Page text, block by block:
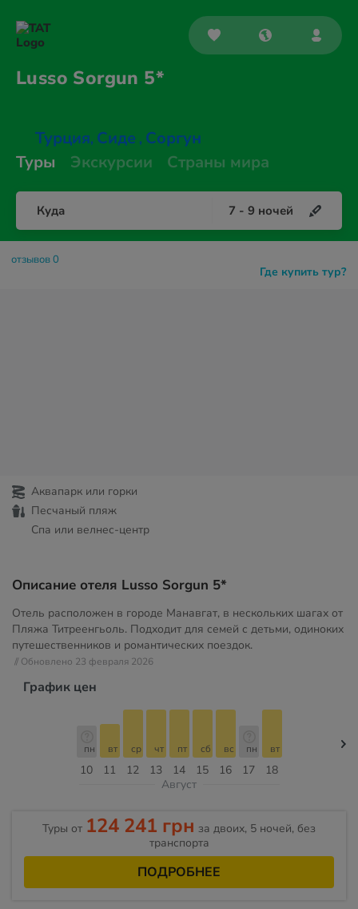
Lusso Sorgun 5*
Турция, Сиде , Соргун
Туры
Экскурсии Страны мира
Куда 7 - 9 ночей
Где купить тур?
отзывов 0
Аквапарк или горки
Песчаный пляж
Спа или велнес-центр
Описание отеля Lusso Sorgun 5*
Отель расположен в городе Манавгат, в нескольких шагах от
Пляжа Титреенгьоль. Подходит для семей с детьми, одиноких
путешественников и романтических поездок.
// Обновлено 23 февраля 2026
График цен
10
пн
11
вт
12
ср
13
чт
14
пт
15
сб
16
вс
17
пн
18
вт
Август
Туры от 124 241 грн за двоих, 5 ночей, без
транспорта
ПОДРОБНЕЕ